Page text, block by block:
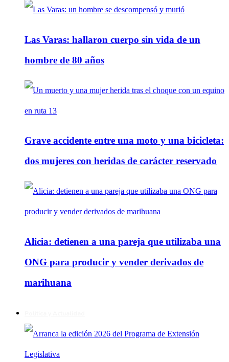
Las Varas: hallaron cuerpo sin vida de un
hombre de 80 años
Grave accidente entre una moto y una bicicleta:
dos mujeres con heridas de carácter reservado
Alicia: detienen a una pareja que utilizaba una
ONG para producir y vender derivados de
marihuana